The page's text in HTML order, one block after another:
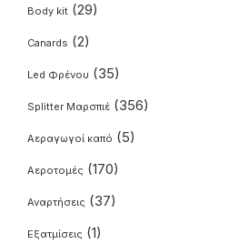
Body kit (29)
Canards (2)
Led Φρένου (35)
Splitter Μαρσπιέ (356)
Αεραγωγοί καπό (5)
Αεροτομές (170)
Αναρτήσεις (37)
Εξατμίσεις (1)